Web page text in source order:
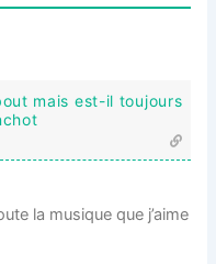
mais est-il toujours
la musique que j’aime